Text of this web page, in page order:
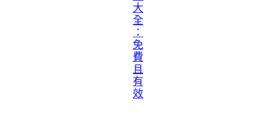
大
全
：
免
費
且
有
效